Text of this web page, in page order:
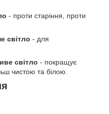
- проти старіння, проти
світло - для
світло - покращує
чистою та білою.